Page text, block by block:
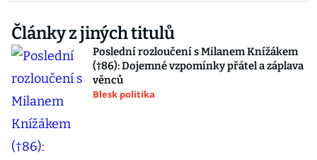
Články z jiných titulů
Poslední rozloučení s Milanem Knížákem
(†86): Dojemné vzpomínky přátel a záplava
věnců
Blesk politika